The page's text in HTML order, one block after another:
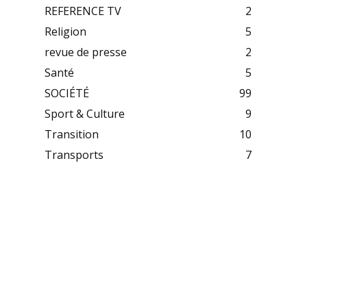
REFERENCE TV
2
Religion
5
revue de presse
2
Santé
5
SOCIÉTÉ
99
Sport & Culture
9
Transition
10
Transports
7